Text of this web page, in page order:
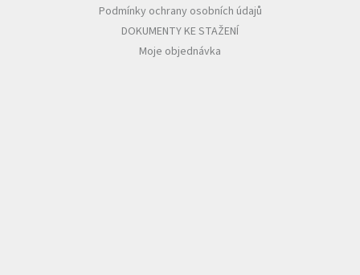
Podmínky ochrany osobních údajů
DOKUMENTY KE STAŽENÍ
Moje objednávka